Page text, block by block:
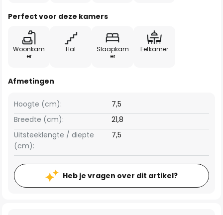
Perfect voor deze kamers
Woonkam
er
Hal
Slaapkam
er
Eetkamer
Afmetingen
Breedte (cm): 21,8
Hoogte (cm): 7,5
Uitsteeklengte / diepte
(cm):
7,5
Heb je vragen over dit artikel?